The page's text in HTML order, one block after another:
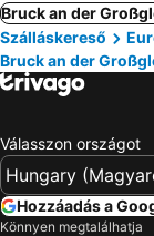
Bruck an der
Szálláskereső
Bruck an der
Válasszon országot
Hozzáadás a
Könnyen megtalálhatja